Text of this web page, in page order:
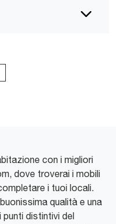
con i migliori
dove troverai i mobili
i tuoi locali.
qualità e una
distintivi del